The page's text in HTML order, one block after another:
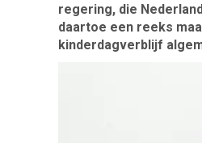
regering, die
daartoe een reeks
kinderdagverblijf